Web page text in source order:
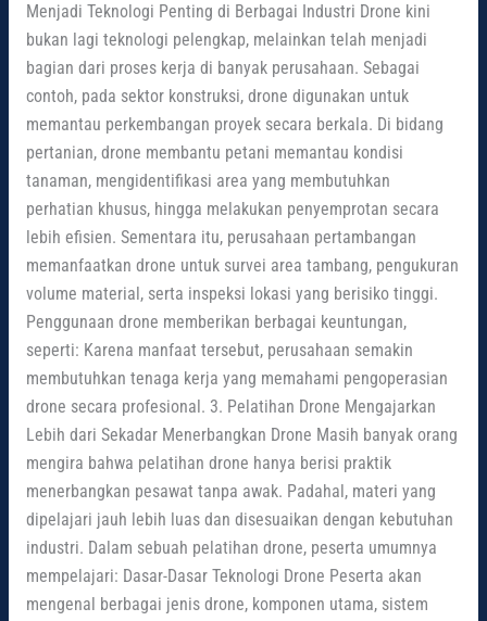
Menjadi Teknologi Penting di Berbagai Industri Drone kini
bukan lagi teknologi pelengkap, melainkan telah menjadi
bagian dari proses kerja di banyak perusahaan. Sebagai
contoh, pada sektor konstruksi, drone digunakan untuk
memantau perkembangan proyek secara berkala. Di bidang
pertanian, drone membantu petani memantau kondisi
tanaman, mengidentifikasi area yang membutuhkan
perhatian khusus, hingga melakukan penyemprotan secara
lebih efisien. Sementara itu, perusahaan pertambangan
memanfaatkan drone untuk survei area tambang, pengukuran
volume material, serta inspeksi lokasi yang berisiko tinggi.
Penggunaan drone memberikan berbagai keuntungan,
seperti: Karena manfaat tersebut, perusahaan semakin
membutuhkan tenaga kerja yang memahami pengoperasian
drone secara profesional. 3. Pelatihan Drone Mengajarkan
Lebih dari Sekadar Menerbangkan Drone Masih banyak orang
mengira bahwa pelatihan drone hanya berisi praktik
menerbangkan pesawat tanpa awak. Padahal, materi yang
dipelajari jauh lebih luas dan disesuaikan dengan kebutuhan
industri. Dalam sebuah pelatihan drone, peserta umumnya
mempelajari: Dasar-Dasar Teknologi Drone Peserta akan
mengenal berbagai jenis drone, komponen utama, sistem